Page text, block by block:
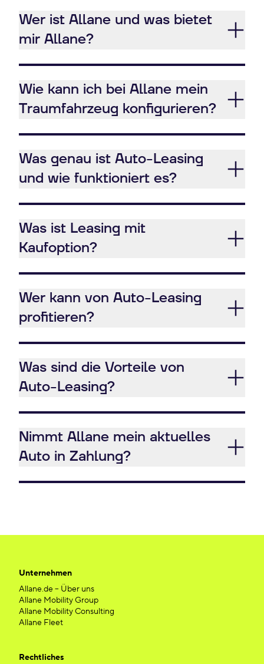
Wer ist Allane und was bietet
mir Allane?
Wie kann ich bei Allane mein
Traumfahrzeug konfigurieren?
Was genau ist Auto-Leasing
und wie funktioniert es?
Was ist Leasing mit
Kaufoption?
Wer kann von Auto-Leasing
profitieren?
Was sind die Vorteile von
Auto-Leasing?
Nimmt Allane mein aktuelles
Auto in Zahlung?
Unternehmen
Allane.de – Über uns
Allane Mobility Group
Allane Mobility Consulting
Allane Fleet
Rechtliches